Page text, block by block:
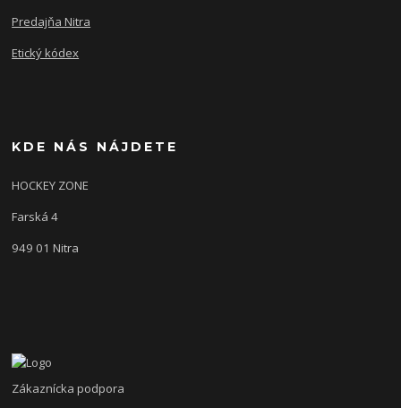
Predajňa Nitra
Etický kódex
KDE NÁS NÁJDETE
HOCKEY ZONE
Farská 4
949 01 Nitra
Zákaznícka podpora